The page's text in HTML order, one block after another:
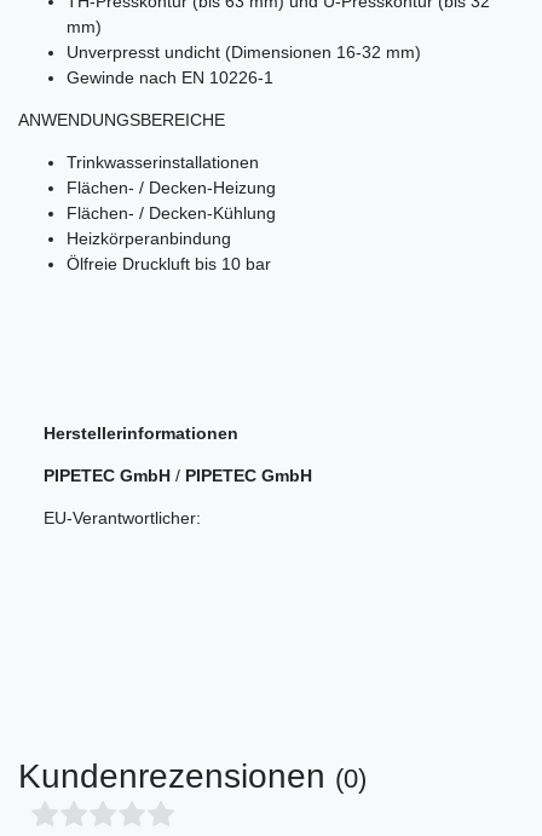
mm)
Unverpresst undicht (Dimensionen 16-32 mm)
Gewinde nach EN 10226-1
ANWENDUNGSBEREICHE
Trinkwasserinstallationen
Flächen- / Decken-Heizung
Flächen- / Decken-Kühlung
Heizkörperanbindung
Ölfreie Druckluft bis 10 bar
Herstellerinformationen
PIPETEC GmbH / PIPETEC GmbH
EU-Verantwortlicher:
Kundenrezensionen (0)